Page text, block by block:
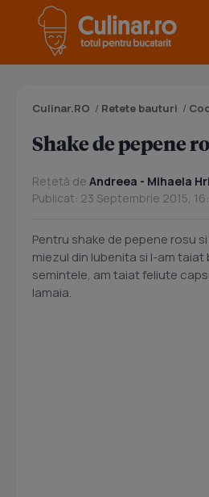
Culinar.RO / Retete bauturi /
Shake de pepene
Rețetă de Andreea - Mihaela
Publicat: 23 Septembrie 2015,
Pentru shake de pepene rosu
miezul din lubenita si l-am
semintele, am taiat feliute
lamaia.